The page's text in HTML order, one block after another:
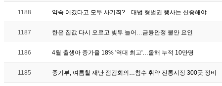
1188 약속 어겼다고 모두 사기죄?…대법 형벌권 행사는 신중해야
1187 한은 집값 다시 오르고 빚투 늘어…금융안정 불안 요인
1186 4월 출생아 증가율 18% '역대 최고'…올해 누적 10만명
1185 중기부, 여름철 재난 점검회의…침수 취약 전통시장 300곳 정비